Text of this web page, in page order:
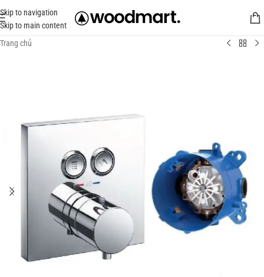
Skip to navigation
Skip to main content
Trang chủ